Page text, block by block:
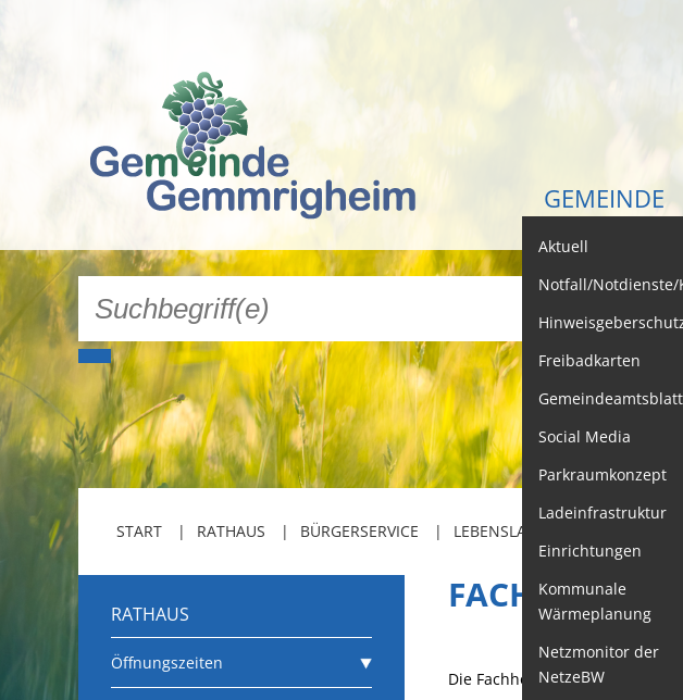
GEMEINDE
Aktuell
Notfall/Notdienste/
Freibadkarten
Gemeindeamtsblatt
Social Media
Parkraumkonzept
Ladeinfrastruktur
Einrichtungen
Kommunale
Wärmeplanung
Netzmonitor der
NetzeBW
START RATHAUS BÜRGERSERVICE LEBENSLAGEN
RATHAUS
Öffnungszeiten
Die Fachhochschulreife